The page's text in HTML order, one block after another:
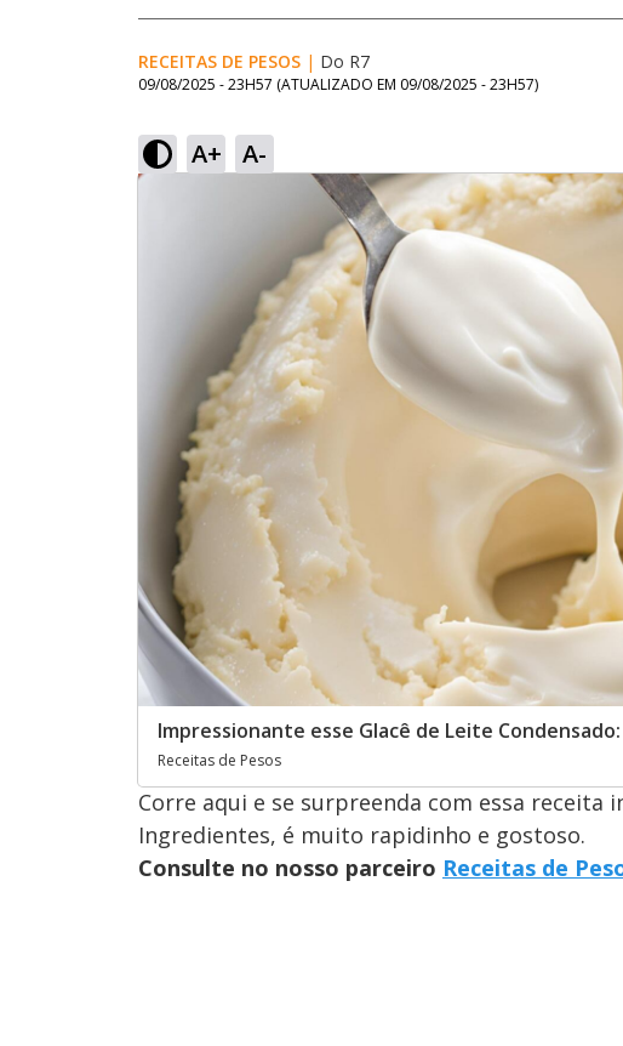
RECEITAS DE PESOS | Do R7
09/08/2025 - 23H57 (ATUALIZADO EM 09/08/2025 - 23H57)
A+ A-
Impressionante esse Glacê de Leite
Receitas de Pesos
Corre aqui e se surpreenda com essa receita
Ingredientes, é muito rapidinho e gostoso.
Consulte no nosso parceiro Receitas de